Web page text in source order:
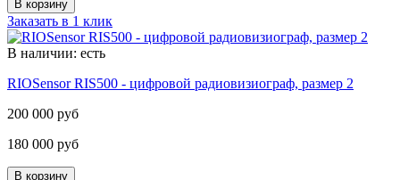
Заказать в 1 клик
В наличии: есть
RIOSensor RIS500 - цифровой радиовизиограф, размер 2
200 000 руб
180 000 руб